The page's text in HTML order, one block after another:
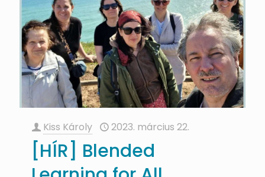
Kiss Károly 2023. március 22.
[HÍR] Blended